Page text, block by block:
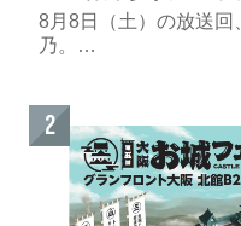
「無限朝食」、住
ち、売り切れ御免の
田村大絶賛！暑い
川料理も
8月8日（土）の放送
乃。
「おとな旅あるき旅
放送。三田村邦彦が訪
て、地元の美味や美酒
て地元の人々とのふれ
とを伝える“おとなの
2